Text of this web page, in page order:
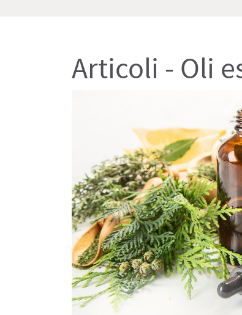
Articoli - Oli